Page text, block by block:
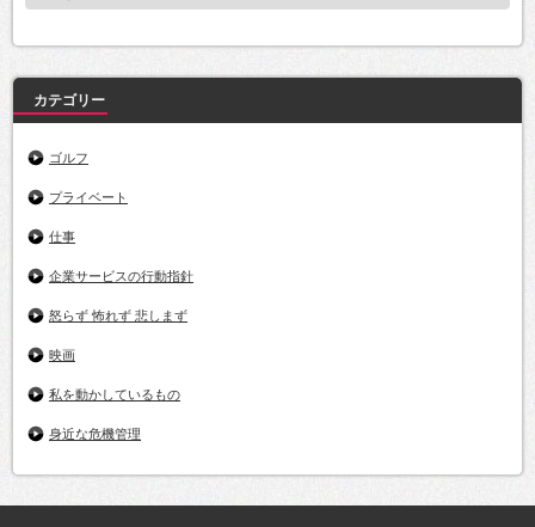
ブ
カテゴリー
ゴルフ
プライベート
仕事
企業サービスの行動指針
怒らず 怖れず 悲しまず
映画
私を動かしているもの
身近な危機管理